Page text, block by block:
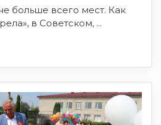
больше всего мест. Как
в Советском, ...